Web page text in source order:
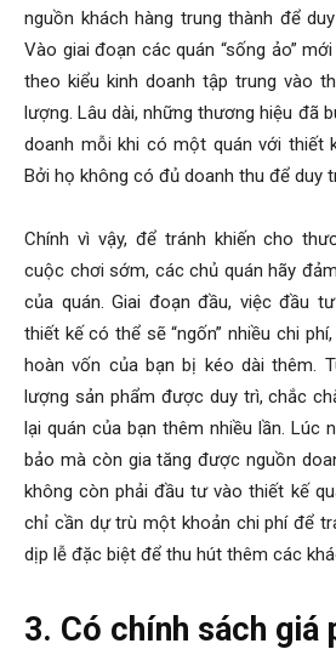
nguồn khách hàng trung thành để
Vào giai đoạn các quán “sống ảo”
theo kiểu kinh doanh tập trung vào
lượng. Lâu dài, những thương hiệu đã
doanh mỗi khi có một quán với thiết
Bởi họ không có đủ doanh thu để duy
Chính vì vậy, để tránh khiến cho
cuộc chơi sớm, các chủ quán hãy
của quán. Giai đoạn đầu, việc đầu
thiết kế có thể sẽ “ngốn” nhiều chi
hoàn vốn của bạn bị kéo dài thêm.
lượng sản phẩm được duy trì, chắc
lại quán của bạn thêm nhiều lần. Lúc
bảo mà còn gia tăng được nguồn
không còn phải đầu tư vào thiết kế
chỉ cần dự trù một khoản chi phí để
dịp lễ đặc biệt để thu hút thêm các
3. Có chính sách giá